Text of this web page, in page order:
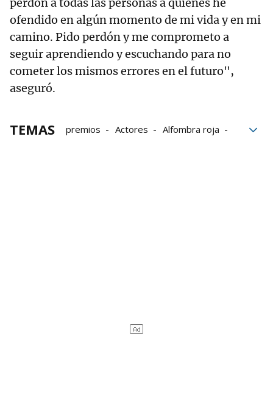
ofendido en algún momento de mi vida y en mi
camino. Pido perdón y me comprometo a
seguir aprendiendo y escuchando para no
cometer los mismos errores en el futuro",
aseguró.
TEMAS premios Actores
Alfombra roja